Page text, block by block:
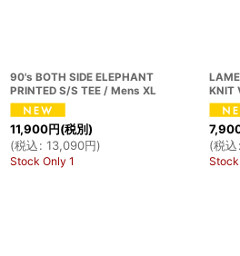
90's BOTH SIDE ELEPHANT
PRINTED S/S TEE / Mens XL
11,900円(税別)
(税込: 13,090円)
Stock Only 1
KNIT
(税込:
Stock